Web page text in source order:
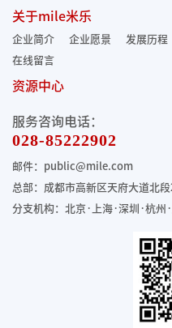
关于mile米乐
企业简介 企业愿景 发展历程
在线留言
资源中心
服务咨询电话：
028-85222902
邮件：public@mile.com
总部：成都市高新区天府大道北
分支机构：北京·上海·深圳·杭州